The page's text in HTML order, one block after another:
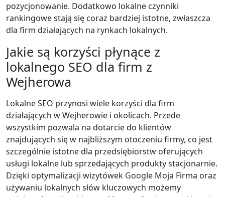
pozycjonowanie. Dodatkowo lokalne czynniki
rankingowe stają się coraz bardziej istotne, zwłaszcza
dla firm działających na rynkach lokalnych.
Jakie są korzyści płynące z
lokalnego SEO dla firm z
Wejherowa
Lokalne SEO przynosi wiele korzyści dla firm
działających w Wejherowie i okolicach. Przede
wszystkim pozwala na dotarcie do klientów
znajdujących się w najbliższym otoczeniu firmy, co jest
szczególnie istotne dla przedsiębiorstw oferujących
usługi lokalne lub sprzedających produkty stacjonarnie.
Dzięki optymalizacji wizytówek Google Moja Firma oraz
używaniu lokalnych słów kluczowych możemy